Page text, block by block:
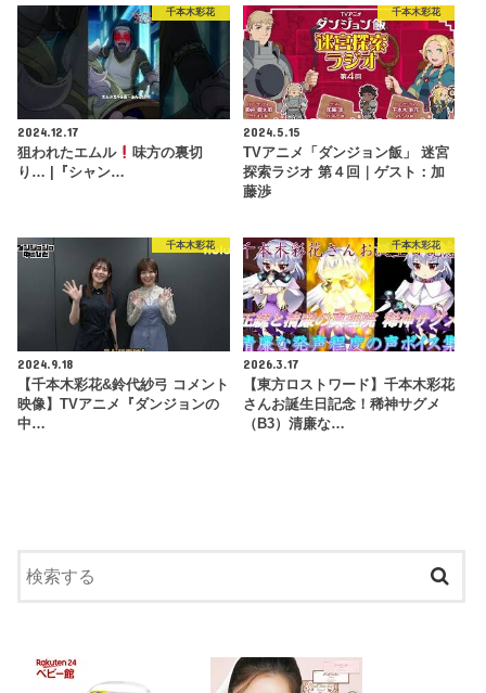
千本木彩花
2024.12.17
狙われたエムル
味方の裏切
り… |『シャン…
千本木彩花
2024.5.15
TVアニメ「ダンジョン飯」 迷宮
探索ラジオ 第４回｜ゲスト：加
藤渉
千本木彩花
2024.9.18
【千本木彩花&鈴代紗弓 コメント
映像】TVアニメ『ダンジョンの
中…
千本木彩花
2026.3.17
【東方ロストワード】千本木彩花
さんお誕生日記念！稀神サグメ
（B3）清廉な…